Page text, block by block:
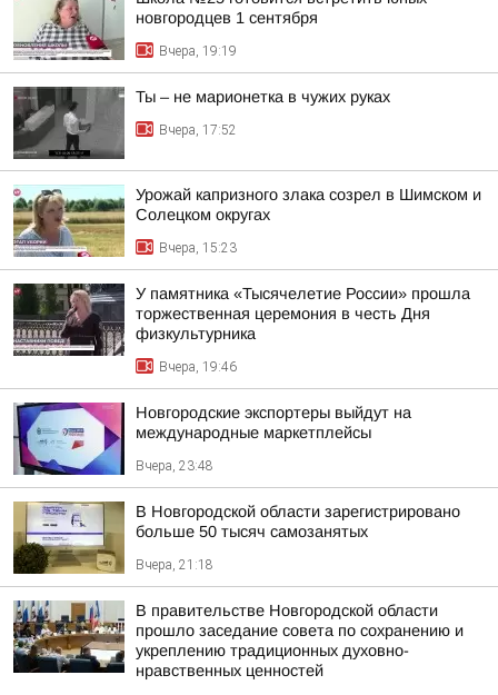
новгородцев 1 сентября
Вчера, 19:19
Ты – не марионетка в чужих руках
Вчера, 17:52
Урожай капризного злака созрел в Шимском и
Солецком округах
Вчера, 15:23
У памятника «Тысячелетие России» прошла
торжественная церемония в честь Дня
физкультурника
Вчера, 19:46
Новгородские экспортеры выйдут на
международные маркетплейсы
Вчера, 23:48
В Новгородской области зарегистрировано
больше 50 тысяч самозанятых
Вчера, 21:18
В правительстве Новгородской области
прошло заседание совета по сохранению и
укреплению традиционных духовно-
нравственных ценностей